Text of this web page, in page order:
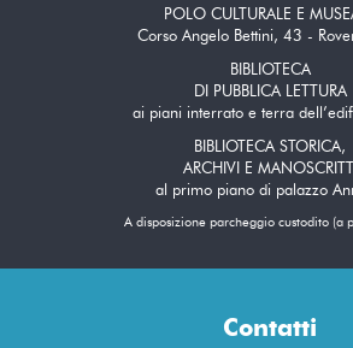
POLO CULTURALE E
Corso Angelo Bettini, 43 -
BIBLIOTECA
DI PUBBLICA LETTURA
ai piani interrato e terra
BIBLIOTECA STORICA,
ARCHIVI E MANOSCRITTI
al primo piano di palazzo
A disposizione parcheggio custodito (a
Contatti